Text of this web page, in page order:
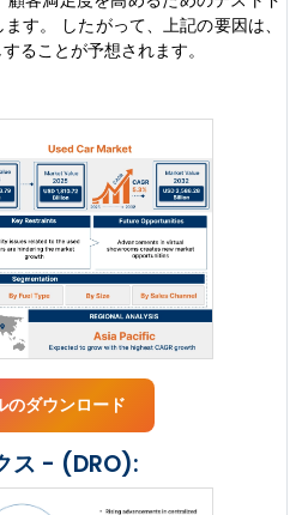
す。 したがって、上記の要因は、
ることが予想されます。
のダウンロード
ス - (DRO):